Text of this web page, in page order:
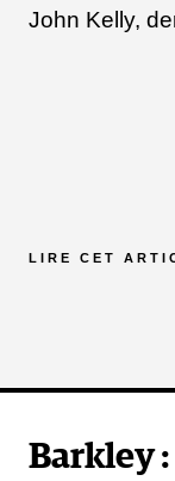
John Kelly,
LIRE CET
Barkley